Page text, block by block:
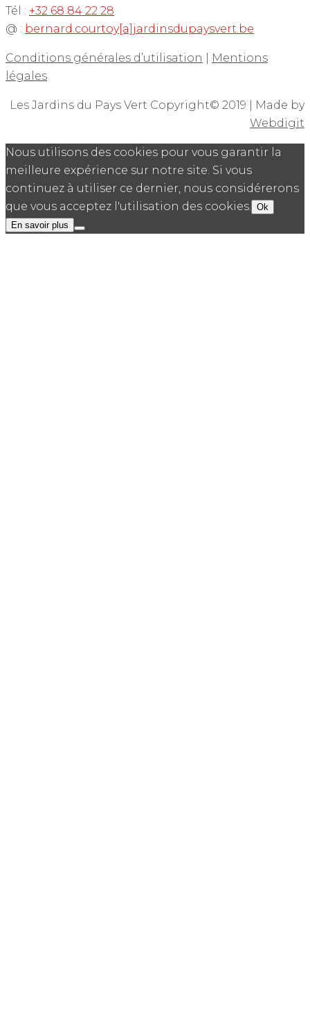
Tél : +32 68 84 22 28
@ : bernard.courtoy[a]jardinsdupaysvert.be
Conditions générales d’utilisation
Mentions
légales
Les Jardins du Pays Vert Copyright© 2019 | Made by
Webdigit
Nous utilisons des cookies pour vous garantir la
meilleure expérience sur notre site. Si vous
continuez à utiliser ce dernier, nous considérerons
que vous acceptez l'utilisation des cookies. Ok
En savoir plus